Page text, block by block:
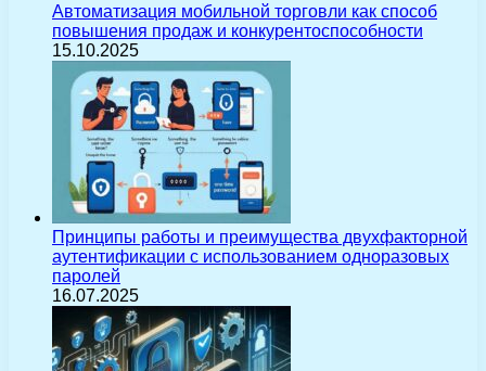
Автоматизация мобильной торговли как способ
повышения продаж и конкурентоспособности
15.10.2025
Принципы работы и преимущества двухфакторной
аутентификации с использованием одноразовых
паролей
16.07.2025